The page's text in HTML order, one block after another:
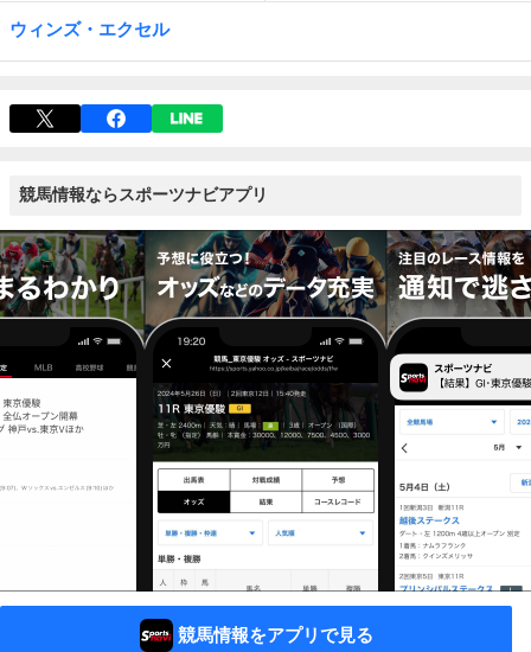
ウィンズ・エクセル
競馬情報ならスポーツナビアプリ
競馬情報をアプリで見る